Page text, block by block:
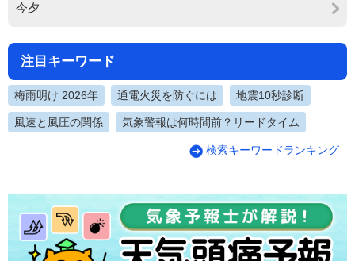
今夕
注目キーワード
梅雨明け 2026年 通電火災を防ぐには 地震10秒診断
風速と風圧の関係 気象警報は何時間前？リードタイム
検索キーワードランキング